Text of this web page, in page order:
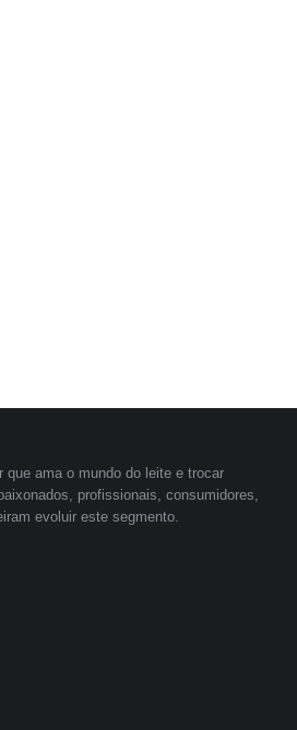
que ama o mundo do leite e trocar
profissionais, consumidores,
evoluir este segmento.